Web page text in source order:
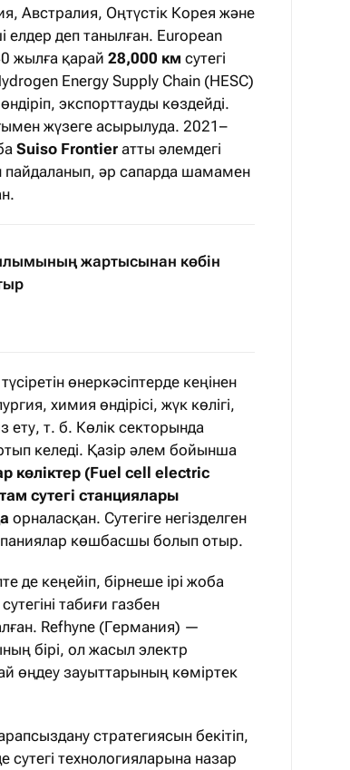
Австралия, Оңтүстік Корея және
деп танылған. European
жылға қарай 28,000 км сутегі
Energy Supply Chain (HESC)
экспорттауды көздейді.
жүзеге асырылуда. 2021–
Suiso Frontier атты әлемдегі
пайдаланып, әр сапарда шамамен
жартысынан көбін
өнеркәсіптерде кеңінен
химия өндірісі, жүк көлігі,
т. б. Көлік секторында
келеді. Қазір әлем бойынша
көліктер (Fuel cell electric
сутегі станциялары
орналасқан. Сутегіге негізделген
көшбасшы болып отыр.
де кеңейіп, бірнеше ірі жоба
табиғи газбен
Refhyne (Германия) —
бірі, ол жасыл электр
өңдеу зауыттарының көміртек
стратегиясын бекітіп,
сутегі технологияларына назар